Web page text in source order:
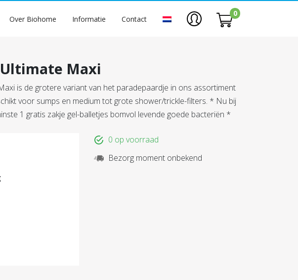
Over Biohome Informatie Contact
0
Maxi
is de grotere variant van het paradepaardje in ons assortiment
voor sumps en medium tot grote shower/trickle-filters. * Nu bij
1 gratis zakje gel-balletjes bomvol levende goede bacteriën *
0 op voorraad
Bezorg moment onbekend